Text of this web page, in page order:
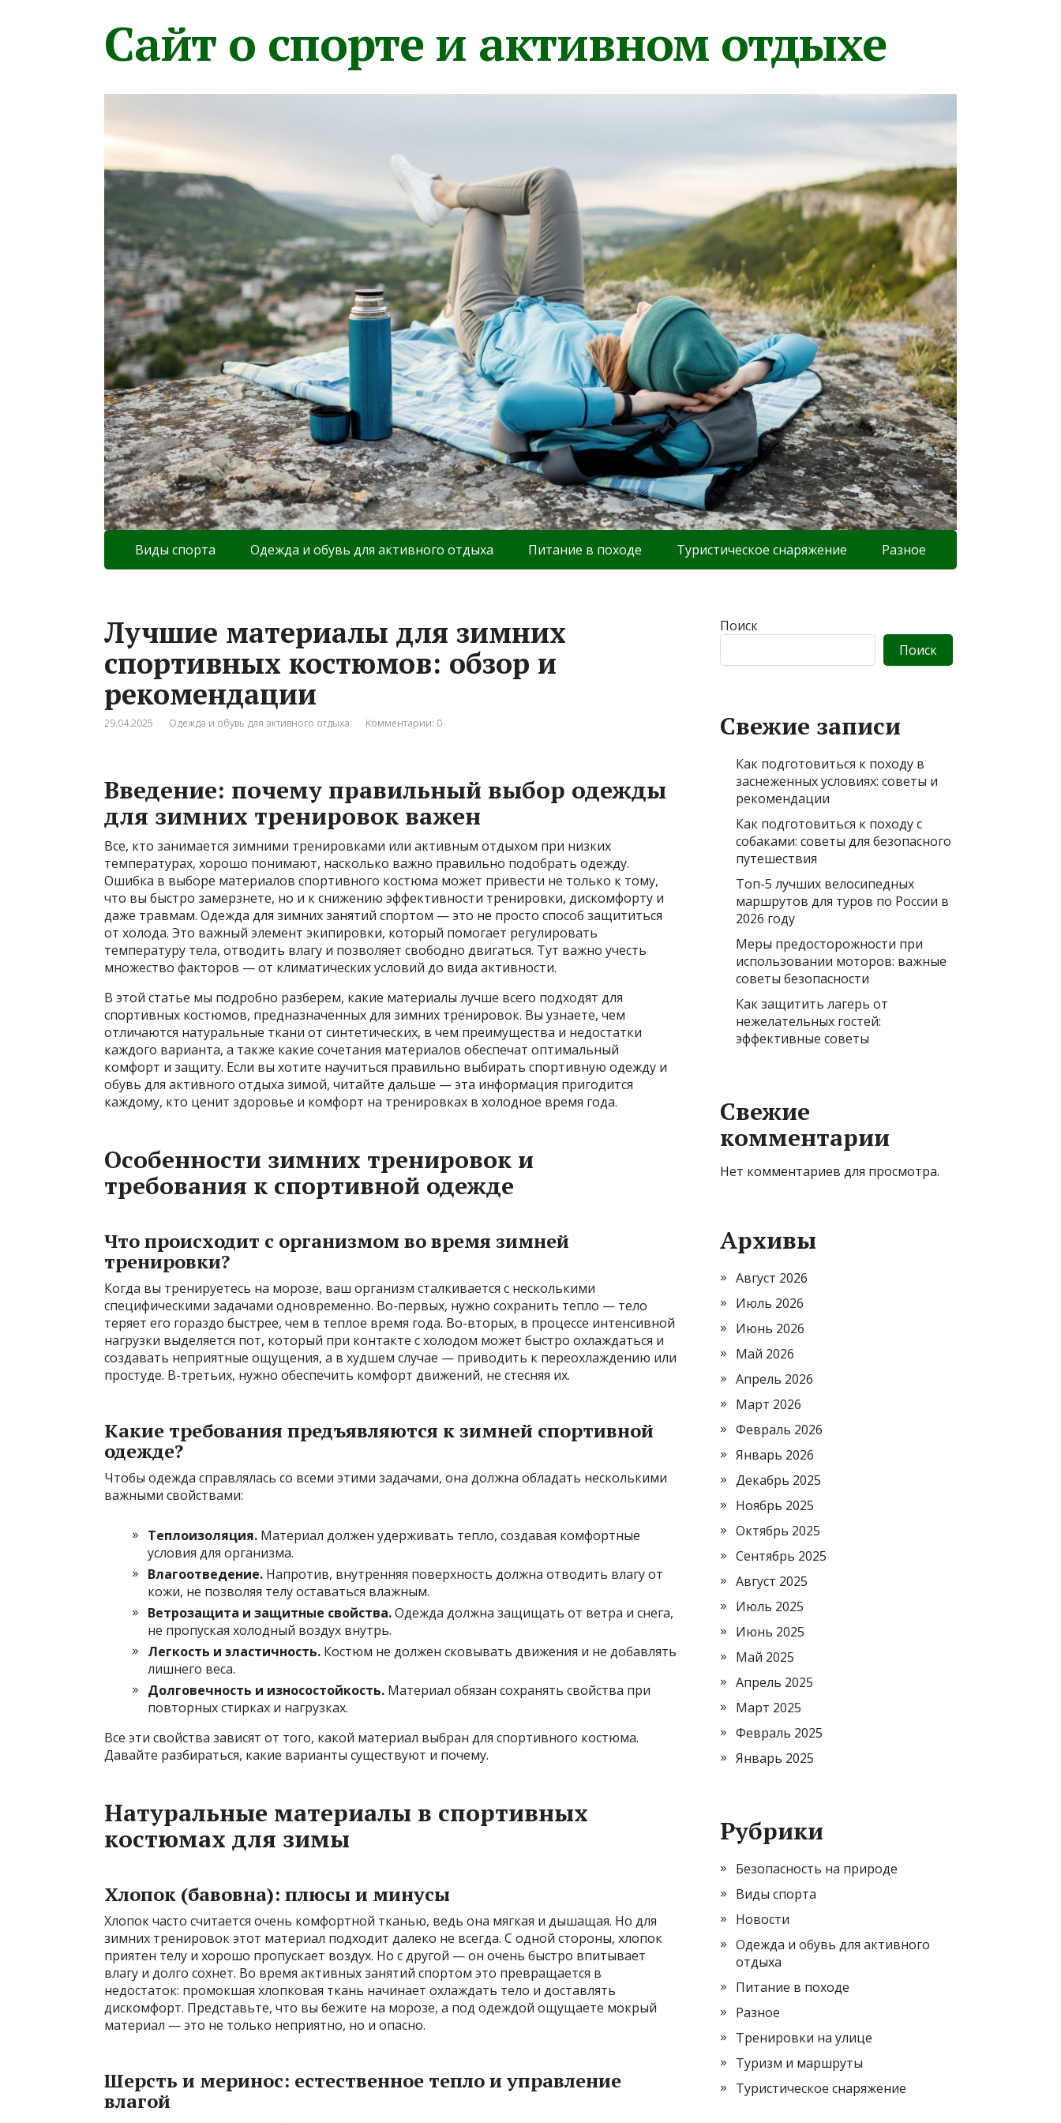
Сайт о спорте и активном отдыхе
Виды спорта Одежда и обувь для активного отдыха Питание в походе Туристическое снаряжение Разное
Лучшие материалы для зимних
спортивных костюмов: обзор и
рекомендации
29.04.2025 Одежда и обувь для активного отдыха Комментарии: 0
Введение: почему правильный выбор одежды
для зимних тренировок важен
Все, кто занимается зимними тренировками или активным отдыхом при низких
температурах, хорошо понимают, насколько важно правильно подобрать одежду.
Ошибка в выборе материалов спортивного костюма может привести не только к тому,
что вы быстро замерзнете, но и к снижению эффективности тренировки, дискомфорту и
даже травмам. Одежда для зимних занятий спортом — это не просто способ защититься
от холода. Это важный элемент экипировки, который помогает регулировать
температуру тела, отводить влагу и позволяет свободно двигаться. Тут важно учесть
множество факторов — от климатических условий до вида активности.
В этой статье мы подробно разберем, какие материалы лучше всего подходят для
спортивных костюмов, предназначенных для зимних тренировок. Вы узнаете, чем
отличаются натуральные ткани от синтетических, в чем преимущества и недостатки
каждого варианта, а также какие сочетания материалов обеспечат оптимальный
комфорт и защиту. Если вы хотите научиться правильно выбирать спортивную одежду и
обувь для активного отдыха зимой, читайте дальше — эта информация пригодится
каждому, кто ценит здоровье и комфорт на тренировках в холодное время года.
Особенности зимних тренировок и
требования к спортивной одежде
Что происходит с организмом во время зимней
тренировки?
Когда вы тренируетесь на морозе, ваш организм сталкивается с несколькими
специфическими задачами одновременно. Во-первых, нужно сохранить тепло — тело
теряет его гораздо быстрее, чем в теплое время года. Во-вторых, в процессе интенсивной
нагрузки выделяется пот, который при контакте с холодом может быстро охлаждаться и
создавать неприятные ощущения, а в худшем случае — приводить к переохлаждению или
простуде. В-третьих, нужно обеспечить комфорт движений, не стесняя их.
Какие требования предъявляются к зимней спортивной
одежде?
Чтобы одежда справлялась со всеми этими задачами, она должна обладать несколькими
важными свойствами:
Теплоизоляция. Материал должен удерживать тепло, создавая комфортные
условия для организма.
Влагоотведение. Напротив, внутренняя поверхность должна отводить влагу от
кожи, не позволяя телу оставаться влажным.
Ветрозащита и защитные свойства.Одежда должна защищать от ветра и снега,
не пропуская холодный воздух внутрь.
Легкость и эластичность. Костюм не должен сковывать движения и не добавлять
лишнего веса.
Долговечность и износостойкость. Материал обязан сохранять свойства при
повторных стирках и нагрузках.
Все эти свойства зависят от того, какой материал выбран для спортивного костюма.
Давайте разбираться, какие варианты существуют и почему.
Натуральные материалы в спортивных
костюмах для зимы
Хлопок (бавовна): плюсы и минусы
Хлопок часто считается очень комфортной тканью, ведь она мягкая и дышащая. Но для
зимних тренировок этот материал подходит далеко не всегда. С одной стороны, хлопок
приятен телу и хорошо пропускает воздух. Но с другой — он очень быстро впитывает
влагу и долго сохнет. Во время активных занятий спортом это превращается в
недостаток: промокшая хлопковая ткань начинает охлаждать тело и доставлять
дискомфорт. Представьте, что вы бежите на морозе, а под одеждой ощущаете мокрый
материал — это не только неприятно, но и опасно.
Шерсть и меринос: естественное тепло и управление
влагой
Поиск
Поиск
Свежие записи
Как подготовиться к походу в
заснеженных условиях: советы и
рекомендации
Как подготовиться к походу с
собаками: советы для безопасного
путешествия
Топ-5 лучших велосипедных
маршрутов для туров по России в
2026 году
Меры предосторожности при
использовании моторов: важные
советы безопасности
Как защитить лагерь от
нежелательных гостей:
эффективные советы
Свежие
комментарии
Нет комментариев для просмотра.
Архивы
Август 2026
Июль 2026
Июнь 2026
Май 2026
Апрель 2026
Март 2026
Февраль 2026
Январь 2026
Декабрь 2025
Ноябрь 2025
Октябрь 2025
Сентябрь 2025
Август 2025
Июль 2025
Июнь 2025
Май 2025
Апрель 2025
Март 2025
Февраль 2025
Январь 2025
Рубрики
Безопасность на природе
Виды спорта
Новости
Одежда и обувь для активного
отдыха
Питание в походе
Разное
Тренировки на улице
Туризм и маршруты
Туристическое снаряжение